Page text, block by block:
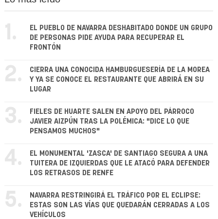
1.
EL PUEBLO DE NAVARRA DESHABITADO DONDE UN GRUPO
DE PERSONAS PIDE AYUDA PARA RECUPERAR EL
FRONTÓN
2.
CIERRA UNA CONOCIDA HAMBURGUESERÍA DE LA MOREA
Y YA SE CONOCE EL RESTAURANTE QUE ABRIRÁ EN SU
LUGAR
3.
FIELES DE HUARTE SALEN EN APOYO DEL PÁRROCO
JAVIER AIZPÚN TRAS LA POLÉMICA: "DICE LO QUE
PENSAMOS MUCHOS"
4.
EL MONUMENTAL 'ZASCA' DE SANTIAGO SEGURA A UNA
TUITERA DE IZQUIERDAS QUE LE ATACÓ PARA DEFENDER
LOS RETRASOS DE RENFE
5.
NAVARRA RESTRINGIRÁ EL TRÁFICO POR EL ECLIPSE:
ESTAS SON LAS VÍAS QUE QUEDARÁN CERRADAS A LOS
VEHÍCULOS